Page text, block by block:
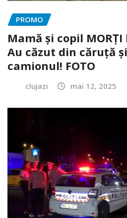
PROMO
Mamă și copil
Au căzut din căruță
camionul! FOTO
clujazi mai 12, 2025